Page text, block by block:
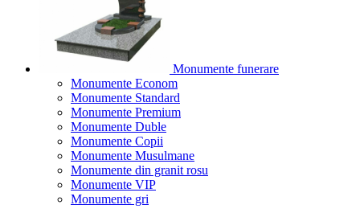
Monumente funerare
Monumente Econom
Monumente Standard
Monumente Premium
Monumente Duble
Monumente Copii
Monumente Musulmane
Monumente din granit rosu
Monumente VIP
Monumente gri